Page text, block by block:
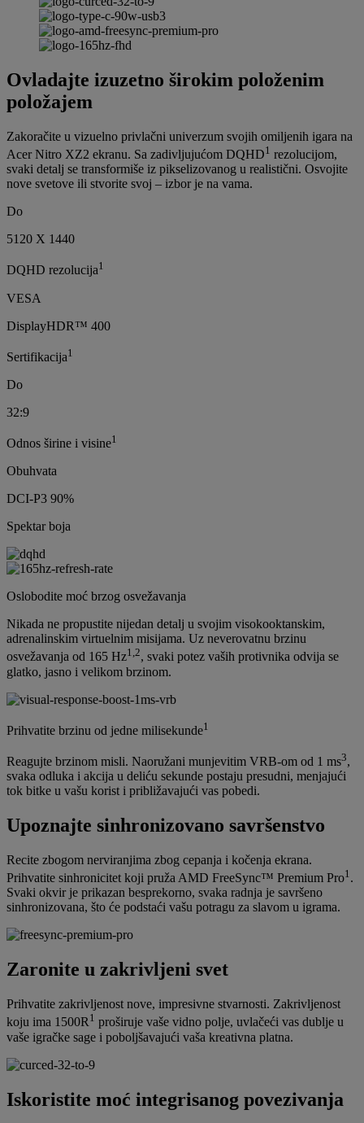
Ovladajte izuzetno širokim položenim
položajem
Zakoračite u vizuelno privlačni univerzum svojih omiljenih igara na
Acer Nitro XZ2 ekranu. Sa zadivljujućom DQHD1 rezolucijom,
svaki detalj se transformiše iz pikselizovanog u realistični. Osvojite
nove svetove ili stvorite svoj – izbor je na vama.
Do
5120 X 1440
DQHD rezolucija1
VESA
DisplayHDR™ 400
Sertifikacija1
Do
32:9
Odnos širine i visine1
Obuhvata
DCI-P3 90%
Spektar boja
Oslobodite moć brzog osvežavanja
Nikada ne propustite nijedan detalj u svojim visokooktanskim,
adrenalinskim virtuelnim misijama. Uz neverovatnu brzinu
osvežavanja od 165 Hz1,2, svaki potez vaših protivnika odvija se
glatko, jasno i velikom brzinom.
Prihvatite brzinu od jedne milisekunde1
Reagujte brzinom misli. Naoružani munjevitim VRB-om od 1 ms3,
svaka odluka i akcija u deliću sekunde postaju presudni, menjajući
tok bitke u vašu korist i približavajući vas pobedi.
Upoznajte sinhronizovano savršenstvo
Recite zbogom nerviranjima zbog cepanja i kočenja ekrana.
Prihvatite sinhronicitet koji pruža AMD FreeSync™ Premium Pro1.
Svaki okvir je prikazan besprekorno, svaka radnja je savršeno
sinhronizovana, što će podstaći vašu potragu za slavom u igrama.
Zaronite u zakrivljeni svet
Prihvatite zakrivljenost nove, impresivne stvarnosti. Zakrivljenost
koju ima 1500R1 proširuje vaše vidno polje, uvlačeći vas dublje u
vaše igračke sage i poboljšavajući vaša kreativna platna.
Iskoristite moć integrisanog povezivanja